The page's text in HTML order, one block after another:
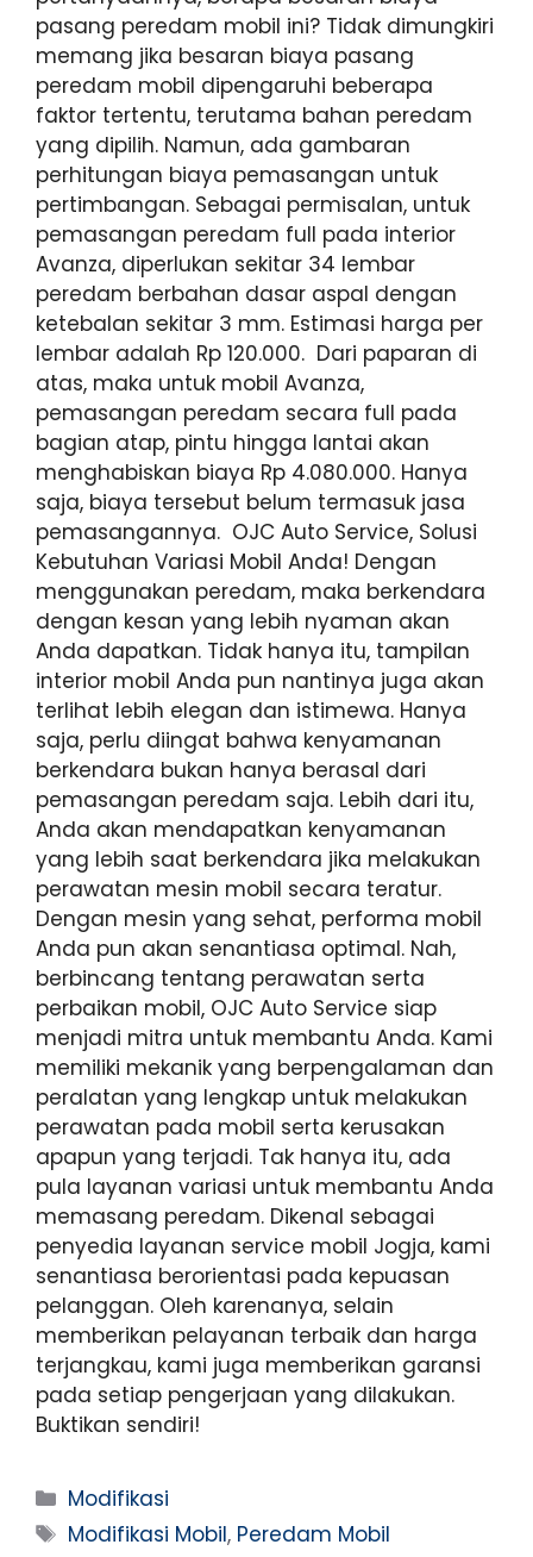
pasang peredam mobil ini? Tidak dimungkiri
memang jika besaran biaya pasang
peredam mobil dipengaruhi beberapa
faktor tertentu, terutama bahan peredam
yang dipilih. Namun, ada gambaran
perhitungan biaya pemasangan untuk
pertimbangan. Sebagai permisalan, untuk
pemasangan peredam full pada interior
Avanza, diperlukan sekitar 34 lembar
peredam berbahan dasar aspal dengan
ketebalan sekitar 3 mm. Estimasi harga per
lembar adalah Rp 120.000. Dari paparan di
atas, maka untuk mobil Avanza,
pemasangan peredam secara full pada
bagian atap, pintu hingga lantai akan
menghabiskan biaya Rp 4.080.000. Hanya
saja, biaya tersebut belum termasuk jasa
pemasangannya. OJC Auto Service, Solusi
Kebutuhan Variasi Mobil Anda! Dengan
menggunakan peredam, maka berkendara
dengan kesan yang lebih nyaman akan
Anda dapatkan. Tidak hanya itu, tampilan
interior mobil Anda pun nantinya juga akan
terlihat lebih elegan dan istimewa. Hanya
saja, perlu diingat bahwa kenyamanan
berkendara bukan hanya berasal dari
pemasangan peredam saja. Lebih dari itu,
Anda akan mendapatkan kenyamanan
yang lebih saat berkendara jika melakukan
perawatan mesin mobil secara teratur.
Dengan mesin yang sehat, performa mobil
Anda pun akan senantiasa optimal. Nah,
berbincang tentang perawatan serta
perbaikan mobil, OJC Auto Service siap
menjadi mitra untuk membantu Anda. Kami
memiliki mekanik yang berpengalaman dan
peralatan yang lengkap untuk melakukan
perawatan pada mobil serta kerusakan
apapun yang terjadi. Tak hanya itu, ada
pula layanan variasi untuk membantu Anda
memasang peredam. Dikenal sebagai
penyedia layanan service mobil Jogja, kami
senantiasa berorientasi pada kepuasan
pelanggan. Oleh karenanya, selain
memberikan pelayanan terbaik dan harga
terjangkau, kami juga memberikan garansi
pada setiap pengerjaan yang dilakukan.
Buktikan sendiri!
Modifikasi
Modifikasi Mobil, Peredam Mobil